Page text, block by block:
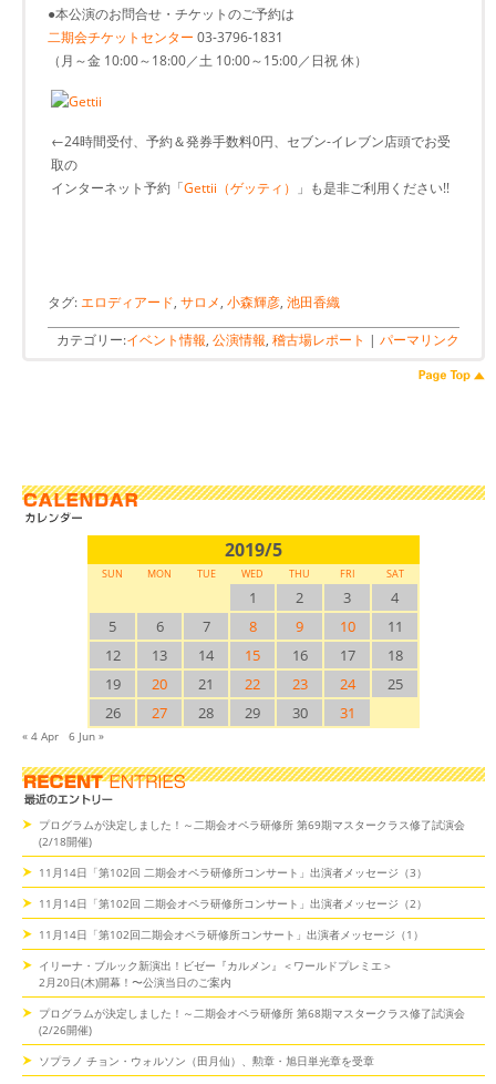
●本公演のお問合せ・チケットのご予約は
二期会チケットセンター 03-3796-1831
（月～金 10:00～18:00／土 10:00～15:00／日祝 休）
←24時間受付、予約＆発券手数料0円、セブン-イレブン店頭でお受
取の
インターネット予約「Gettii（ゲッティ） 」も是非ご利用ください!!
タグ:エロディアード, サロメ, 小森輝彦, 池田香織
カテゴリー:イベント情報, 公演情報, 稽古場レポート | パーマリンク
2019/5
SUN MON TUE WED THU FRI SAT
1 2 3
4
5
6 7 8 9 10
11
12
13 14 15 16 17
18
19
20 21 22 23 24
25
26
27 28 29 30 31
« 4 Apr 6 Jun »
プログラムが決定しました！～二期会オペラ研修所 第69期マスタークラス修了試演会
(2/18開催)
11月14日「第102回 二期会オペラ研修所コンサート」出演者メッセージ（3）
11月14日「第102回 二期会オペラ研修所コンサート」出演者メッセージ（2）
11月14日「第102回二期会オペラ研修所コンサート」出演者メッセージ（1）
イリーナ・ブルック新演出！ビゼー『カルメン』＜ワールドプレミエ＞
2月20日(木)開幕！〜公演当日のご案内
プログラムが決定しました！～二期会オペラ研修所 第68期マスタークラス修了試演会
(2/26開催)
ソプラノ チョン・ウォルソン（田月仙）、勲章・旭日単光章を受章